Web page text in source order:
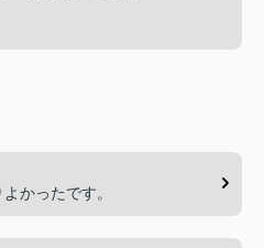
かったです。